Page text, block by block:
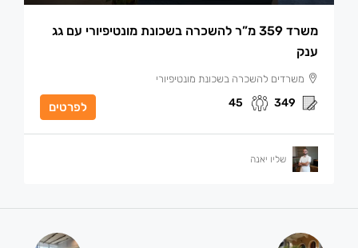
משרד 359 מ”ר להשכרה בשכונת מונטיפיורי עם גג
ענק
משרדים להשכרה בשכונת מונטיפיורי
349
45 לפרטים
שליו יאנה